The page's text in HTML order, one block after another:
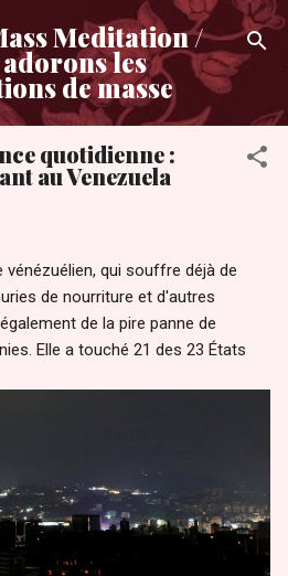
au contenu principal
Meditation /
les
de masse
quotidienne :
au Venezuela
vénézuélien, qui souffre déjà de
de nourriture et d'autres
de la pire panne de
Elle a touché 21 des 23 États